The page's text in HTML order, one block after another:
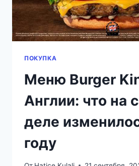
ПОКУПКА
Меню Burger
Англии: что на
деле
году